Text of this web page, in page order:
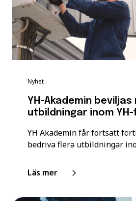
Nyhet
YH-Akademin beviljas
utbildningar inom
YH Akademin får fortsatt
bedriva flera utbildningar
Läs mer